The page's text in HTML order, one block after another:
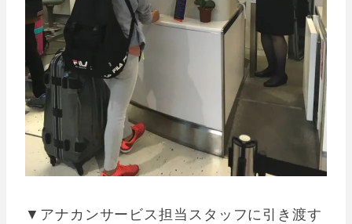
▼アナカンサービス担当スタッフに引き渡す